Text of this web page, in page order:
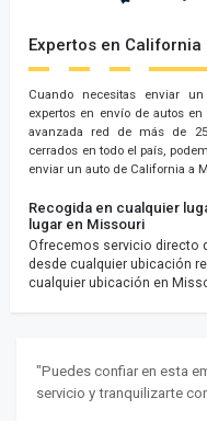
Expertos en
Cuando necesitas enviar
expertos en envío de autos
avanzada red de más de
cerrados en todo el país,
enviar un auto de California a
Recogida en cualquier
lugar en Missouri
Ofrecemos servicio directo
desde cualquier ubicación
cualquier ubicación en
"Puedes confiar en esta
servicio y tranquilizarte